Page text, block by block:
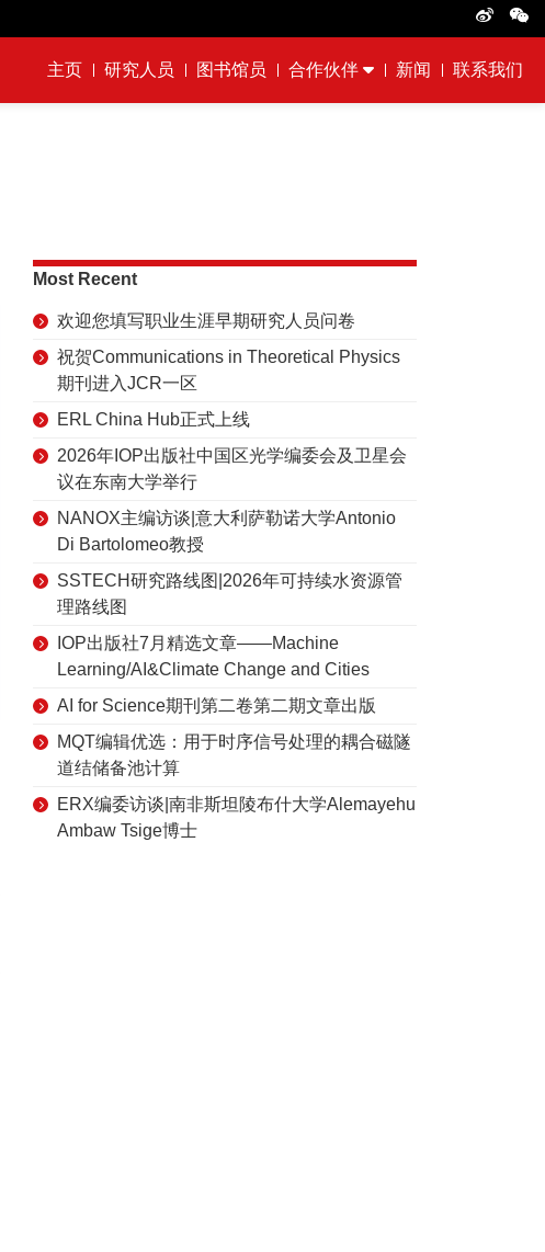
主页 研究人员 图书馆员 合作伙伴 新闻 联系我们
Most Recent
欢迎您填写职业生涯早期研究人员问卷
祝贺Communications in Theoretical Physics
期刊进入JCR一区
ERL China Hub正式上线
2026年IOP出版社中国区光学编委会及卫星会
议在东南大学举行
NANOX主编访谈|意大利萨勒诺大学Antonio
Di Bartolomeo教授
SSTECH研究路线图|2026年可持续水资源管
理路线图
IOP出版社7月精选文章——Machine
Learning/AI&Climate Change and Cities
AI for Science期刊第二卷第二期文章出版
MQT编辑优选：用于时序信号处理的耦合磁隧
道结储备池计算
ERX编委访谈|南非斯坦陵布什大学Alemayehu
Ambaw Tsige博士